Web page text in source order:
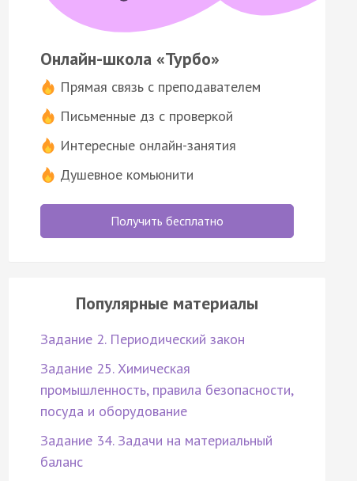
Онлайн-школа «Турбо»
Прямая связь с преподавателем
Письменные дз с проверкой
Интересные онлайн-занятия
Душевное комьюнити
Получить бесплатно
Популярные материалы
Задание 2. Периодический закон
Задание 25. Химическая
промышленность, правила безопасности,
посуда и оборудование
Задание 34. Задачи на материальный
баланс